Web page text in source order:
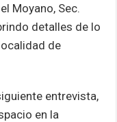
Moyano, Sec.
detalles de lo
de
entrevista,
en la